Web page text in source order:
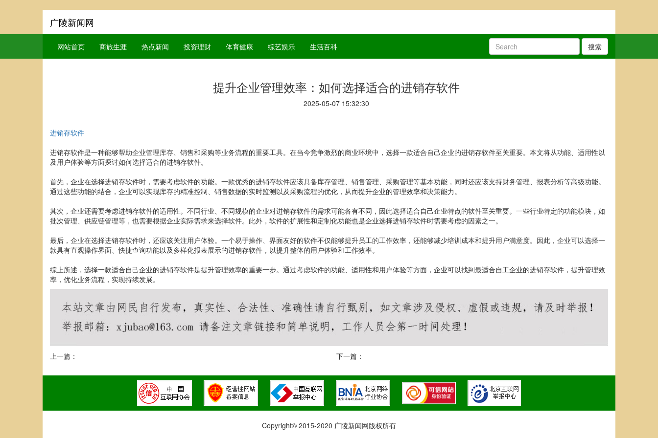
广陵新闻网
网站首页 商旅生涯 热点新闻 投资理财 体育健康 综艺娱乐 生活百科 搜索
提升企业管理效率：如何选择适合的进销存软件
2025-05-07 15:32:30
进销存软件
进销存软件是一种能够帮助企业管理库存、销售和采购等业务流程的重要工具。在当今竞争激烈的商业环境中，选择一款适合自己企业的进销存软件至关重要。本文将从功能、适用性以
及用户体验等方面探讨如何选择适合的进销存软件。
首先，企业在选择进销存软件时，需要考虑软件的功能。一款优秀的进销存软件应该具备库存管理、销售管理、采购管理等基本功能，同时还应该支持财务管理、报表分析等高级功能。
通过这些功能的结合，企业可以实现库存的精准控制、销售数据的实时监测以及采购流程的优化，从而提升企业的管理效率和决策能力。
其次，企业还需要考虑进销存软件的适用性。不同行业、不同规模的企业对进销存软件的需求可能各有不同，因此选择适合自己企业特点的软件至关重要。一些行业特定的功能模块，如
批次管理、供应链管理等，也需要根据企业实际需求来选择软件。此外，软件的扩展性和定制化功能也是企业选择进销存软件时需要考虑的因素之一。
最后，企业在选择进销存软件时，还应该关注用户体验。一个易于操作、界面友好的软件不仅能够提升员工的工作效率，还能够减少培训成本和提升用户满意度。因此，企业可以选择一
款具有直观操作界面、快捷查询功能以及多样化报表展示的进销存软件，以提升整体的用户体验和工作效率。
综上所述，选择一款适合自己企业的进销存软件是提升管理效率的重要一步。通过考虑软件的功能、适用性和用户体验等方面，企业可以找到最适合自工企业的进销存软件，提升管理效
率，优化业务流程，实现持续发展。
上一篇： 下一篇：
Copyright© 2015-2020 广陵新闻网版权所有